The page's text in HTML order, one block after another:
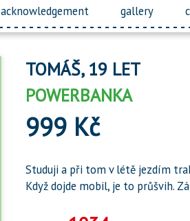
acknowledgement gallery
TOMÁŠ, 19 LET
POWERBANKA
999 Kč
Studuji a při tom v létě jezdím
Když dojde mobil, je to průšvih.